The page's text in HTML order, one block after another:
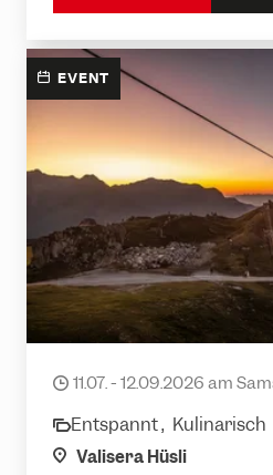
EVENT
date
11.07. - 12.09.2026 am
category
Entspannt , Kulinarisch
location
Valisera Hüsli